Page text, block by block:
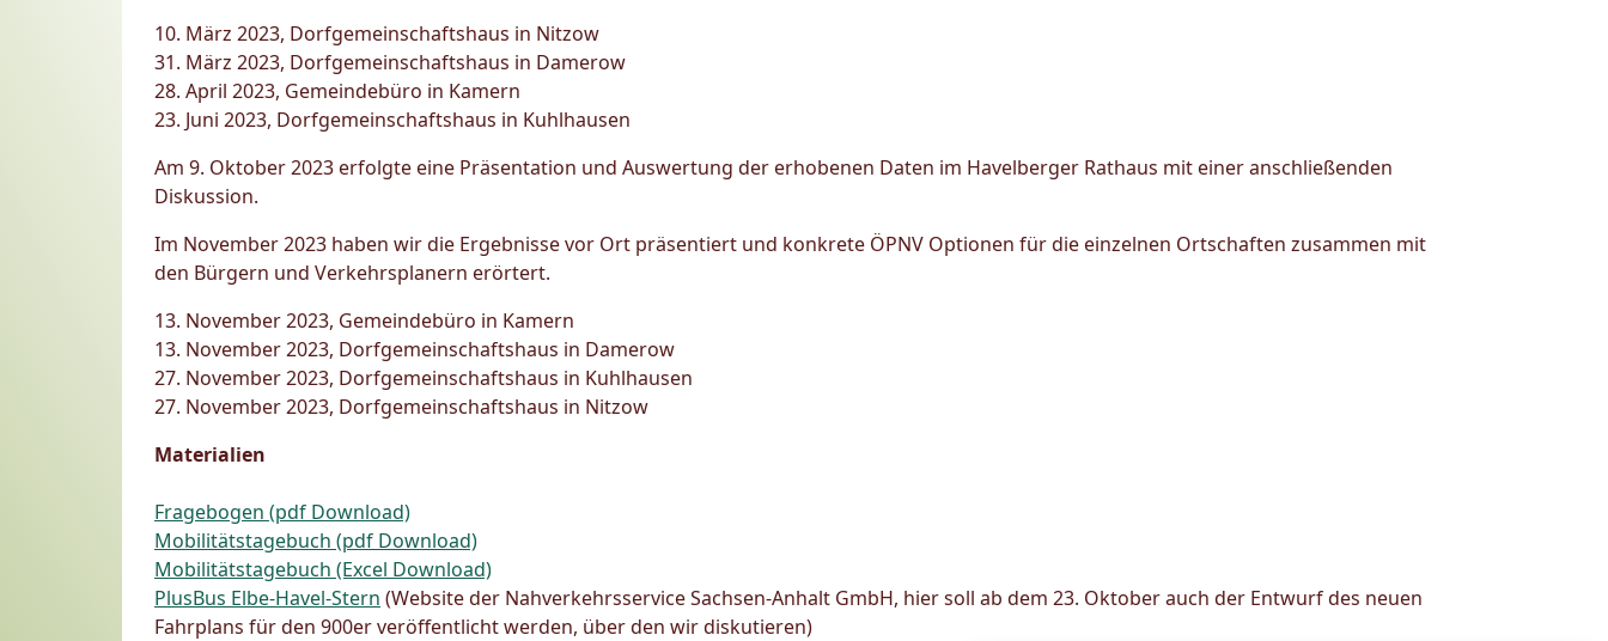
10. März 2023, Dorfgemeinschaftshaus in Nitzow
31. März 2023, Dorfgemeinschaftshaus in Damerow
28. April 2023, Gemeindebüro in Kamern
23. Juni 2023, Dorfgemeinschaftshaus in Kuhlhausen
Am 9. Oktober 2023 erfolgte eine Präsentation und Auswertung der erhobenen Daten im Havelberger Rathaus mit einer anschließenden
Diskussion.
Im November 2023 haben wir die Ergebnisse vor Ort präsentiert und konkrete ÖPNV Optionen für die einzelnen Ortschaften zusammen mit
den Bürgern und Verkehrsplanern erörtert.
13. November 2023, Gemeindebüro in Kamern
13. November 2023, Dorfgemeinschaftshaus in Damerow
27. November 2023, Dorfgemeinschaftshaus in Kuhlhausen
27. November 2023, Dorfgemeinschaftshaus in Nitzow
Materialien
Fragebogen (pdf Download)
Mobilitätstagebuch (pdf Download)
Mobilitätstagebuch (Excel Download)
PlusBus Elbe-Havel-Stern (Website der Nahverkehrsservice Sachsen-Anhalt GmbH, hier soll ab dem 23. Oktober auch der Entwurf des neuen
Fahrplans für den 900er veröffentlicht werden, über den wir diskutieren)